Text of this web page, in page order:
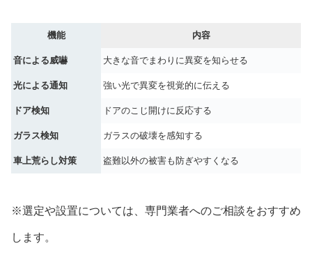
機能 内容
音による威嚇 大きな音でまわりに異変を知らせる
光による通知 強い光で異変を視覚的に伝える
ドア検知 ドアのこじ開けに反応する
ガラス検知 ガラスの破壊を感知する
車上荒らし対策 盗難以外の被害も防ぎやすくなる
※選定や設置については、専門業者へのご相談をおすすめ
します。